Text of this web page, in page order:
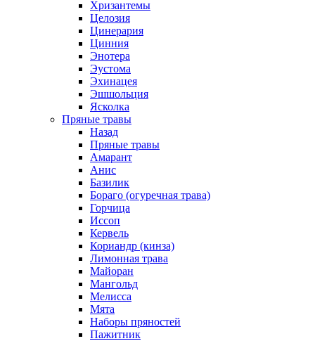
Хризантемы
Целозия
Цинерария
Цинния
Энотера
Эустома
Эхинацея
Эшшольция
Ясколка
Пряные травы
Назад
Пряные травы
Амарант
Анис
Базилик
Бораго (огуречная трава)
Горчица
Иссоп
Кервель
Кориандр (кинза)
Лимонная трава
Майоран
Мангольд
Мелисса
Мята
Наборы пряностей
Пажитник